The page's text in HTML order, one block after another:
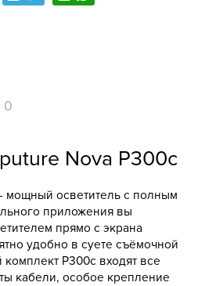
0
Nova P300c
мощный осветитель с полным
приложения вы
прямо с экрана
удобно в суете съёмочной
P300c входят все
кабели, особое крепление